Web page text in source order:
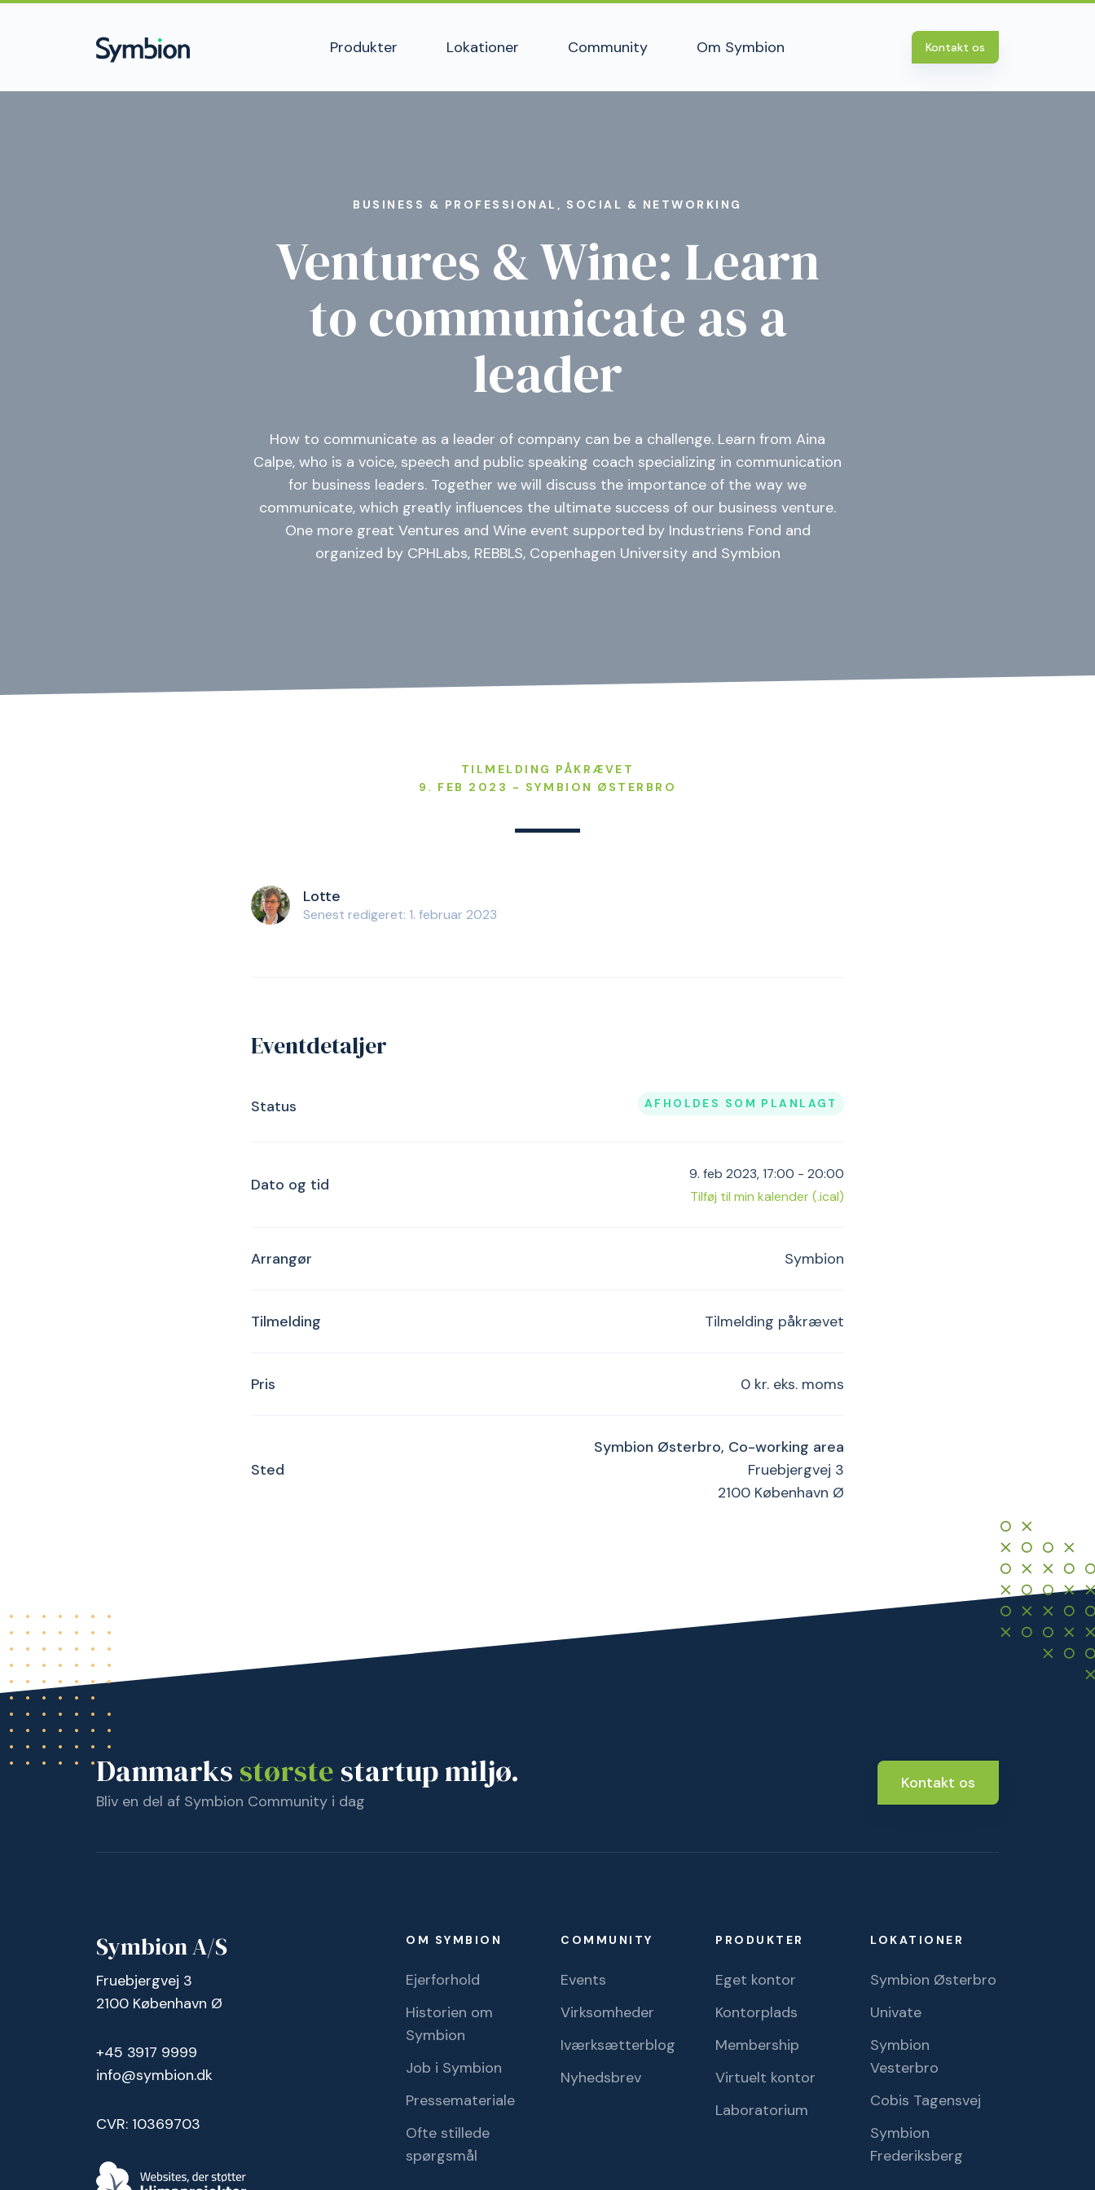
Produkter Lokationer Community Om Symbion Kontakt os
BUSINESS & PROFESSIONAL, SOCIAL & NETWORKING
Ventures & Wine: Learn
to communicate as a
leader
How to communicate as a leader of company can be a challenge. Learn from Aina
Calpe, who is a voice, speech and public speaking coach specializing in communication
for business leaders. Together we will discuss the importance of the way we
communicate, which greatly influences the ultimate success of our business venture.
One more great Ventures and Wine event supported by Industriens Fond and
organized by CPHLabs, REBBLS, Copenhagen University and Symbion
TILMELDING PÅKRÆVET
9. FEB 2023 - SYMBION ØSTERBRO
Lotte
Senest redigeret: 1. februar 2023
Eventdetaljer
Status AFHOLDES SOM PLANLAGT
Dato og tid
9. feb 2023, 17:00 - 20:00
Tilføj til min kalender (.ical)
Arrangør Symbion
Tilmelding Tilmelding påkrævet
Pris 0 kr. eks. moms
Sted
Symbion Østerbro, Co-working area
Fruebjergvej 3
2100 København Ø
Danmarks største startup miljø.
Bliv en del af Symbion Community i dag
Kontakt os
Symbion A/S
Fruebjergvej 3
2100 København Ø
+45 3917 9999
info@symbion.dk
CVR: 10369703
OM SYMBION
Ejerforhold
Historien om
Symbion
Job i Symbion
Pressemateriale
Ofte stillede
spørgsmål
COMMUNITY
Events
Virksomheder
Iværksætterblog
Nyhedsbrev
PRODUKTER
Eget kontor
Kontorplads
Membership
Virtuelt kontor
Laboratorium
LOKATIONER
Symbion Østerbro
Univate
Symbion
Vesterbro
Cobis Tagensvej
Symbion
Frederiksberg